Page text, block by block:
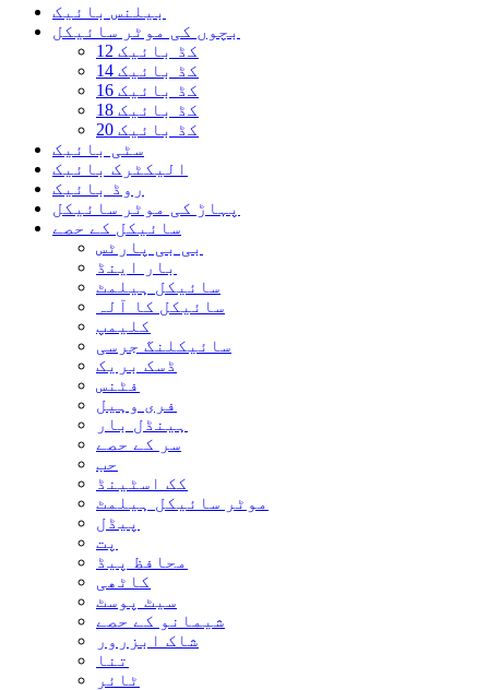
بیلنس بائیک
بچوں کی موٹر سائیکل
12 کڈ بائیک
14 کڈ بائیک
16 کڈ بائیک
18 کڈ بائیک
20 کڈ بائیک
سٹی بائیک
الیکٹرک بائیک
روڈ بائیک
پہاڑ کی موٹر سائیکل
سائیکل کے حصے
بی بی پارٹس
بار اینڈ
سائیکل ہیلمٹ
سائیکل کا آلہ
کلیمپ
سائیکلنگ جرسی
ڈسک بریک
فٹنس
فری وہیل
ہینڈل بار
سر کے حصے
حب
کک اسٹینڈ
موٹر سائیکل ہیلمٹ
پیڈل
پت
محافظ پیڈ
کاٹھی
سیٹ پوسٹ
شیمانو کے حصے
شاک ابزرور
تنا
ٹائر